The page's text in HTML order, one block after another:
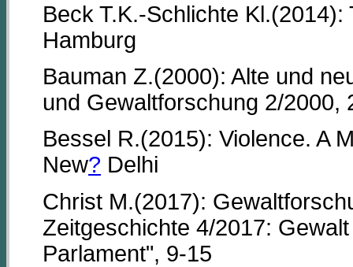
Beck T.K.-Schlichte
Hamburg
Bauman Z.(2000): Alte und
und Gewaltforschung 2/2000,
Bessel R.(2015): Violence. A
New? Delhi
Christ M.(2017):
Zeitgeschichte 4/2017:
Parlament", 9-15